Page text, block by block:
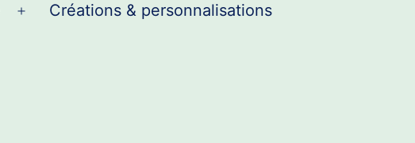
Ouvrir
Créations & personnalisations